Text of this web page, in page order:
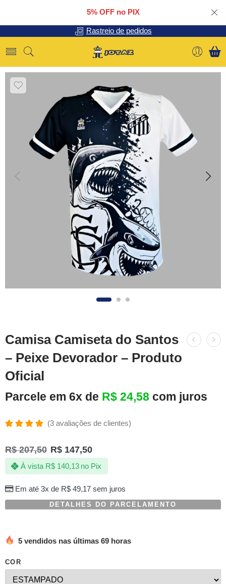
5% OFF no PIX
Rastreio de pedidos
Camisa Camiseta do Santos
– Peixe Devorador – Produto
Oficial
Parcele em 6x de R$ 24,58 com juros
5.00de 5,
com
baseado
em
de
clientes
(3avaliações de clientes)
R$207,50 R$ 147,50
Em até 3x de R$49,17sem juros
À vista R$140,13 no Pix
DETALHES DO PARCELAMENTO
5 vendidos nas últimas 69 horas
COR